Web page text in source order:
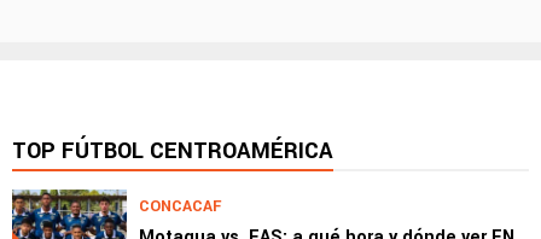
TOP FÚTBOL CENTROAMÉRICA
CONCACAF